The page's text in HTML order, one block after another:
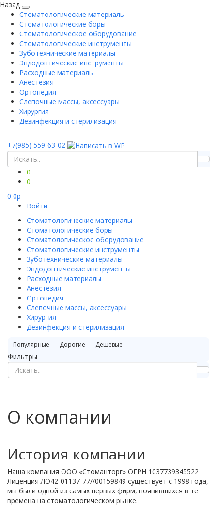
Назад
Стоматологические материалы
Стоматологические боры
Стоматологическое оборудование
Стоматологические инструменты
Зуботехнические материалы
Эндодонтические инструменты
Расходные материалы
Анестезия
Ортопедия
Слепочные массы, аксессуары
Хирургия
Дезинфекция и стерилизация
+7(985) 559-63-02
0
0
0 0p
Войти
Стоматологические материалы
Стоматологические боры
Стоматологическое оборудование
Стоматологические инструменты
Зуботехнические материалы
Эндодонтические инструменты
Расходные материалы
Анестезия
Ортопедия
Слепочные массы, аксессуары
Хирургия
Дезинфекция и стерилизация
Популярные Дорогие Дешевые
Фильтры
О компании
История компании
Наша компания ООО «Стоманторг» ОГРН 1037739345522
Лиценция ЛО42-01137-77//00159849 существует с 1998 года,
мы были одной из самых первых фирм, появившихся в те
времена на стоматологическом рынке.